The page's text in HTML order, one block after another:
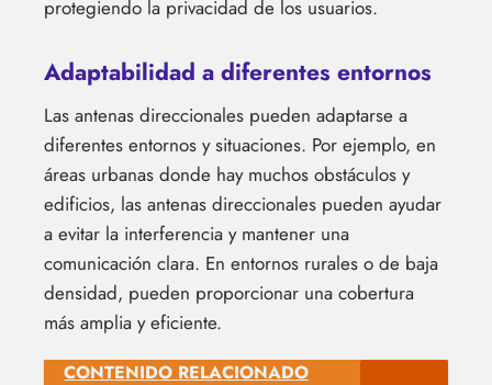
protegiendo la privacidad de los usuarios.
Adaptabilidad a diferentes entornos
Las antenas direccionales pueden adaptarse a
diferentes entornos y situaciones. Por ejemplo, en
áreas urbanas donde hay muchos obstáculos y
edificios, las antenas direccionales pueden ayudar
a evitar la interferencia y mantener una
comunicación clara. En entornos rurales o de baja
densidad, pueden proporcionar una cobertura
más amplia y eficiente.
CONTENIDO RELACIONADO